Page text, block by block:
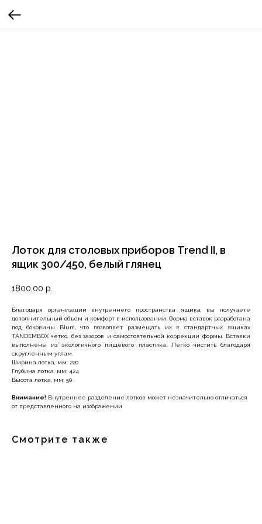
Лоток для столовых приборов Trend II, в
ящик 300/450, белый глянец
1800,00 р.
Благодаря организации внутреннего пространства ящика, вы получаете
дополнительный объем и комфорт в использовании. Форма вставок разработана
под боковины Blum, что позволяет размещать их в стандартных ящиках
TANDEMBOX четко, без зазоров и самостоятельной коррекции формы. Вставки
выполнены из экологичного пищевого пластика. Легко чистить благодаря
скругленным углам.
Ширина лотка, мм: 220
Глубина лотка, мм: 424
Высота лотка, мм: 50
Внимание! Внутреннее разделение лотков может незначительно отличаться
от представленного на изображении
Смотрите также